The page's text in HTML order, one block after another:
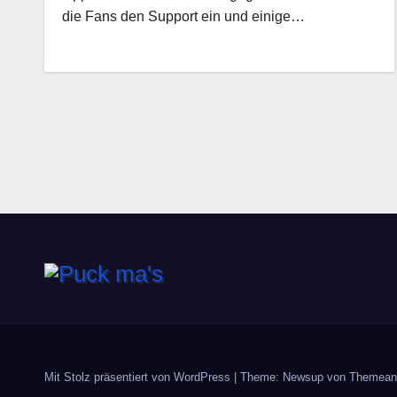
die Fans den Support ein und einige…
Mit Stolz präsentiert von WordPress Theme: Newsup von